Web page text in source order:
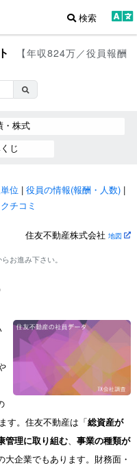
検索
【年収824万／役員報酬
・株式
じ
位 | 役員の情報(報酬・人数) |
クチコミ
住友不動産株式会社 地図
お進み下さい。
す。住友不動産は「総資産が
管理に取り組む、 事業の種類が
企業でもあります。財務面・